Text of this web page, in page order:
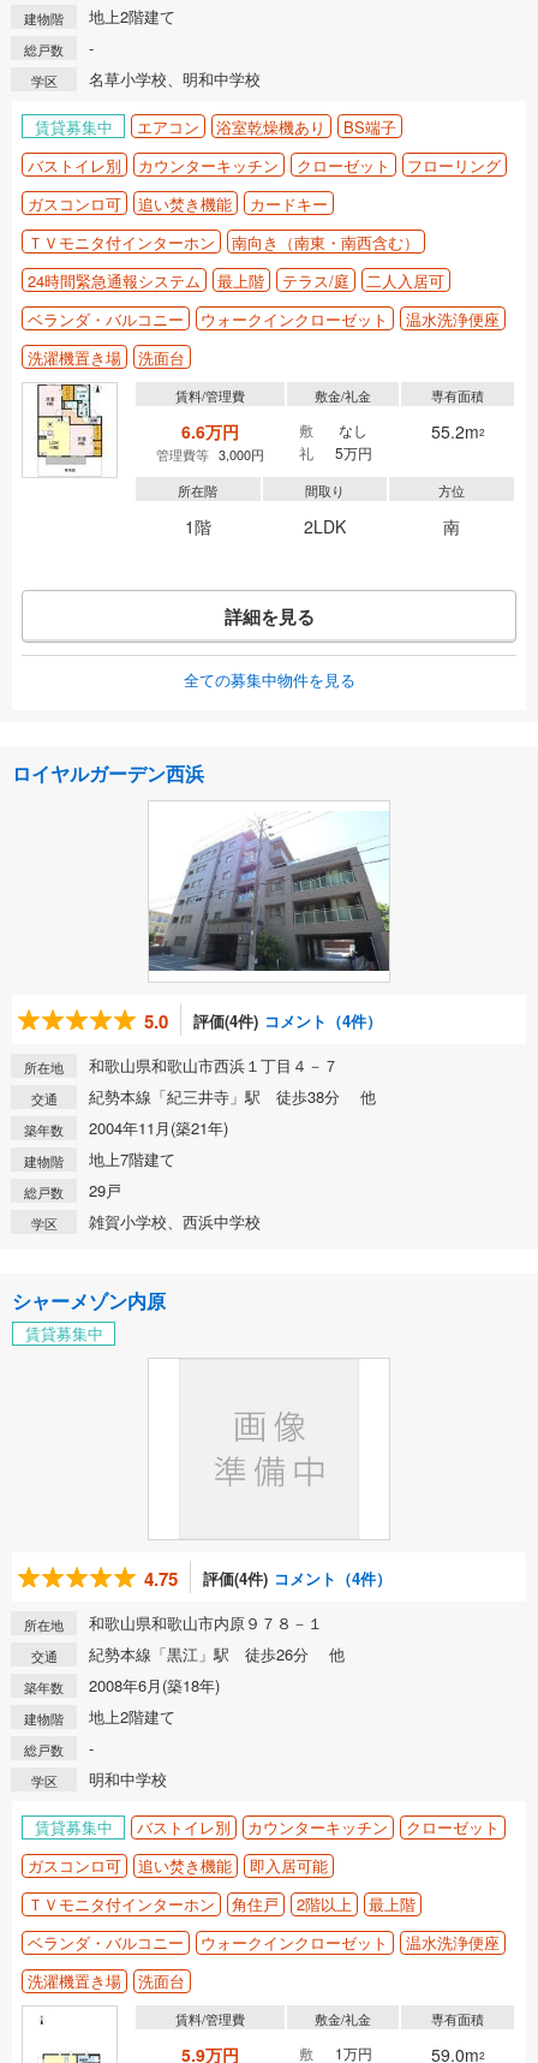
建物階 地上2階建て
総戸数 -
学区 名草小学校、明和中学校
賃貸募集中 エアコン 浴室乾燥機あり
BS端子
バストイレ別
カウンターキッチン クローゼット
フローリング
ガスコンロ可
追い焚き機能
カードキー
ＴＶモニタ付インターホン
南向き（南東・南西含む）
24時間緊急通報システム
最上階 テラス/庭
二人入居可
ベランダ・バルコニー
ウォークインクローゼット
温水洗浄便座
洗濯機置き場
洗面台
賃料/管理費
6.6万円
管理費等 3,000円
敷金/礼金
敷
なし
礼
5万円
専有面積
55.2m2
所在階
1階
間取り
2LDK
方位
南
詳細を見る
全ての募集中物件を見る
ロイヤルガーデン西浜
5.0 評価(4件) コメント（4件）
所在地 和歌山県和歌山市西浜１丁目４－７
交通 紀勢本線「紀三井寺」駅 徒歩38分 他
築年数 2004年11月(築21年)
建物階 地上7階建て
総戸数 29戸
学区 雑賀小学校、西浜中学校
シャーメゾン内原
賃貸募集中
4.75 評価(4件) コメント（4件）
所在地 和歌山県和歌山市内原９７８－１
交通 紀勢本線「黒江」駅 徒歩26分 他
築年数 2008年6月(築18年)
建物階 地上2階建て
総戸数 -
学区 明和中学校
賃貸募集中 バストイレ別 カウンターキッチン
クローゼット
ガスコンロ可
追い焚き機能
即入居可能
ＴＶモニタ付インターホン
角住戸 2階以上
最上階
ベランダ・バルコニー
ウォークインクローゼット
温水洗浄便座
洗濯機置き場
洗面台
賃料/管理費
5.9万円
敷金/礼金
敷 1万円
専有面積
59.0m2